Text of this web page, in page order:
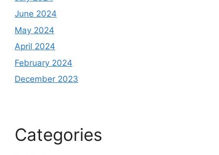
June 2024
May 2024
April 2024
February 2024
December 2023
Categories